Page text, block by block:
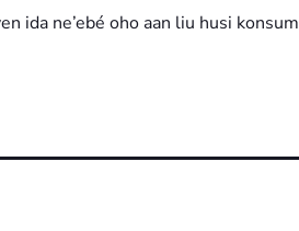
ida ne’ebé oho aan liu husi